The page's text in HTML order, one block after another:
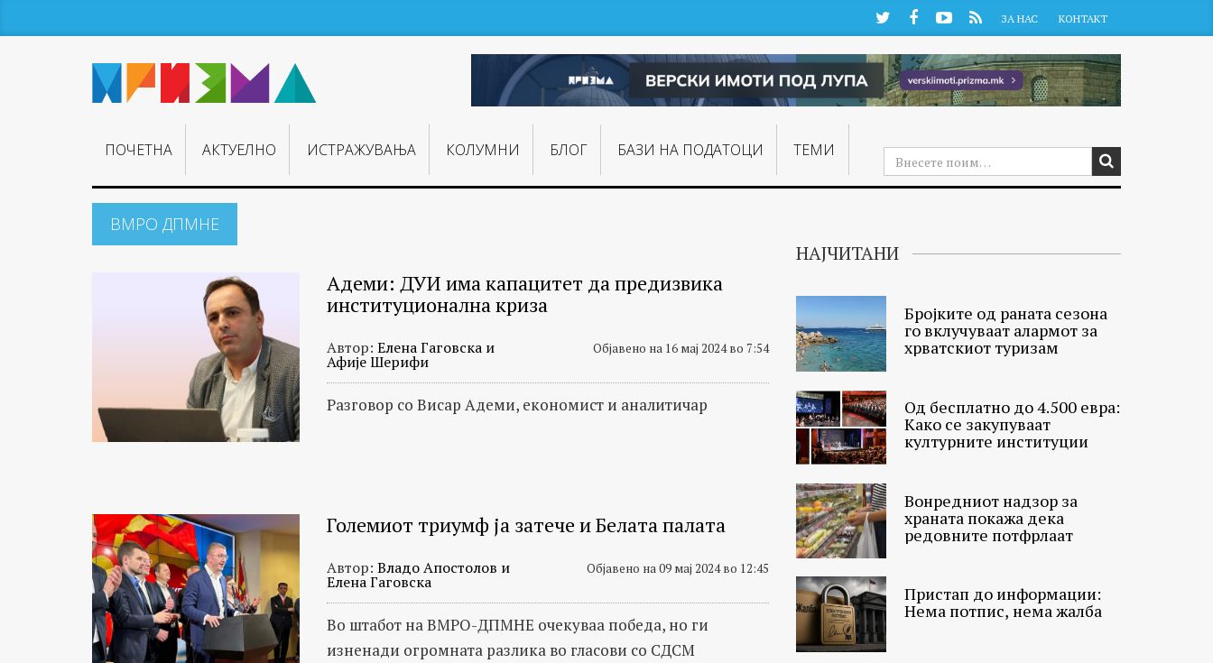
TwitterFacebookYouTube
RSS ЗА НАС КОНТАКТ
ПОЧЕТНА АКТУЕЛНО ИСТРАЖУВАЊA КОЛУМНИ БЛОГ БАЗИ НА ПОДАТОЦИ ТЕМИ
ВМРО ДПМНЕ
Адеми: ДУИ има капацитет да предизвика
институционална криза
Автор: Елена Гаговска и
Афије Шерифи
Објавено на 16 мај 2024 во 7:54
Разговор со Висар Адеми, економист и аналитичар
Големиот триумф ја затече и Белата палата
Автор: Владо Апостолов и
Елена Гаговска
Објавено на 09 мај 2024 во 12:45
Во штабот на ВМРО-ДПМНЕ очекуваа победа, но ги
изненади огромната разлика во гласови со СДСМ
НАЈЧИТАНИ
Бројките од раната сезона
го вклучуваат алармот за
хрватскиот туризам
Од бесплатно до 4.500 евра:
Како се закупуваат
културните институции
Вонредниот надзор за
храната покажа дека
редовните потфрлаат
Пристап до информации:
Нема потпис, нема жалба